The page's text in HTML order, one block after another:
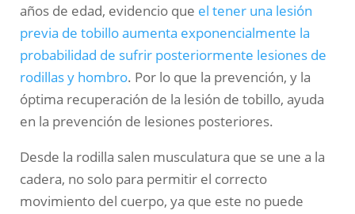
años de edad, evidencio que el tener una lesión
previa de tobillo aumenta exponencialmente la
probabilidad de sufrir posteriormente lesiones de
rodillas y hombro. Por lo que la prevención, y la
óptima recuperación de la lesión de tobillo, ayuda
en la prevención de lesiones posteriores.
Desde la rodilla salen musculatura que se une a la
cadera, no solo para permitir el correcto
movimiento del cuerpo, ya que este no puede